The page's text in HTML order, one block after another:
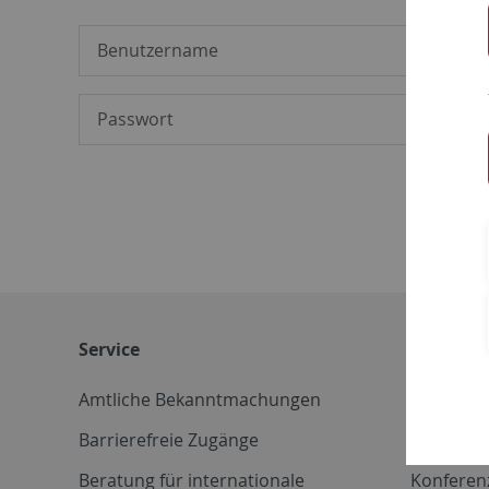
Service
Amtliche Bekanntmachungen
Barrierefreie Zugänge
Beratung für internationale